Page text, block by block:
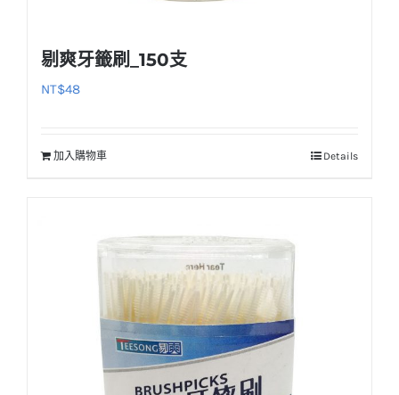
剔爽牙籤刷_150支
NT$48
加入購物車 Details